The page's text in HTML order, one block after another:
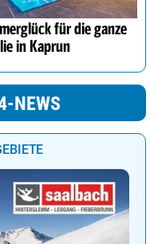
für die ganze
in Kaprun
NEWS